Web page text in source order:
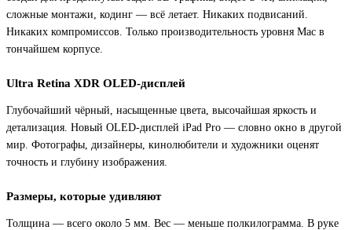
сложные монтажи, кодинг — всё летает. Никаких подвисаний.
Никаких компромиссов. Только производительность уровня Mac в
тончайшем корпусе.
Ultra Retina XDR OLED-дисплей
Глубочайший чёрный, насыщенные цвета, высочайшая яркость и
детализация. Новый OLED-дисплей iPad Pro — словно окно в другой
мир. Фотографы, дизайнеры, кинолюбители и художники оценят
точность и глубину изображения.
Размеры, которые удивляют
Толщина — всего около 5 мм. Вес — меньше полкилограмма. В руке